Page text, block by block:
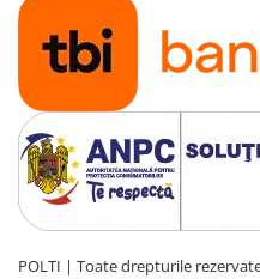
POLTI | Toate drepturile